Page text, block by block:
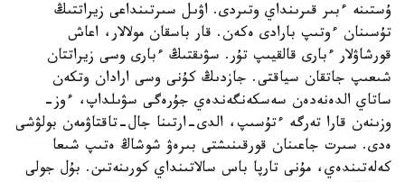
ۇستىنە ءبىر قىرىنداي وتىردى. اۋىل سىرتىنداعى زيراتتىڭ
تۇسىنان ءوتىپ بارادى ەكەن. قار باسقان مولالار، اعاش
قورشاۋلار ءبارى قالقيىپ تۇر. سۋىقتىڭ ءبارى وسى زيراتتان
شىعىپ جاتقان سياقتى. جازدىڭ كۇنى وسى ارادان وتكەن
ساتاي الدەنەدەن سەسكەنگەندەي جۇرەگى سۋىلداپ، ءوز-
وزىنەن قارا تەرگە ءتۇسىپ، الدى-ارتىنا جال-تاقتاۋمەن بولۋشى
ەدى. سىرت جاعىنان قورقىنىشتى بىرەۋ شوشاڭ ەتىپ شىعا
كەلەتىندەي، مۇنى تارپا باس سالاتىنداي كورىنەتىن. بۇل جولى